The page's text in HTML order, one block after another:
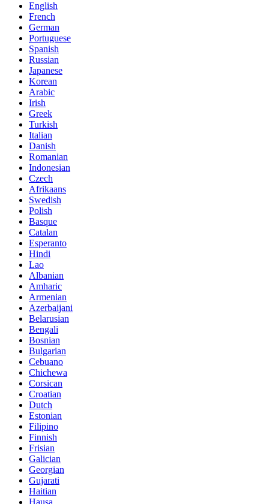
English
French
German
Portuguese
Spanish
Russian
Japanese
Korean
Arabic
Irish
Greek
Turkish
Italian
Danish
Romanian
Indonesian
Czech
Afrikaans
Swedish
Polish
Basque
Catalan
Esperanto
Hindi
Lao
Albanian
Amharic
Armenian
Azerbaijani
Belarusian
Bengali
Bosnian
Bulgarian
Cebuano
Chichewa
Corsican
Croatian
Dutch
Estonian
Filipino
Finnish
Frisian
Galician
Georgian
Gujarati
Haitian